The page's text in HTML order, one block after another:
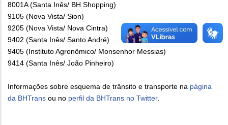
8001A (Santa Inês/ BH Shopping)
9105 (Nova Vista/ Sion)
9205 (Nova Vista/ Nova Cintra)
9402 (Santa Inês/ Santo André)
9405 (Instituto Agronômico/ Monsenhor Messias)
9414 (Santa Inês/ João Pinheiro)
Informações sobre esquema de trânsito e transporte na página
da BHTrans ou no perfil da BHTrans no Twitter.